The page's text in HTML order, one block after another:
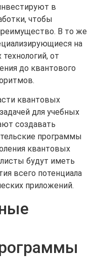
в
чтобы
В то же
на
от
до квантового
квантовых
для учебных
создавать
программы
квантовых
будут иметь
всего потенциала
приложений.